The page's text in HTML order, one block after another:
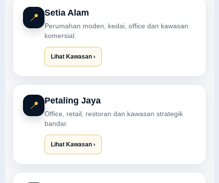
📍 Setia Alam
Perumahan moden, kedai, office dan kawasan
komersial.
Lihat Kawasan ›
📍 Petaling Jaya
Office, retail, restoran dan kawasan strategik
bandar.
Lihat Kawasan ›